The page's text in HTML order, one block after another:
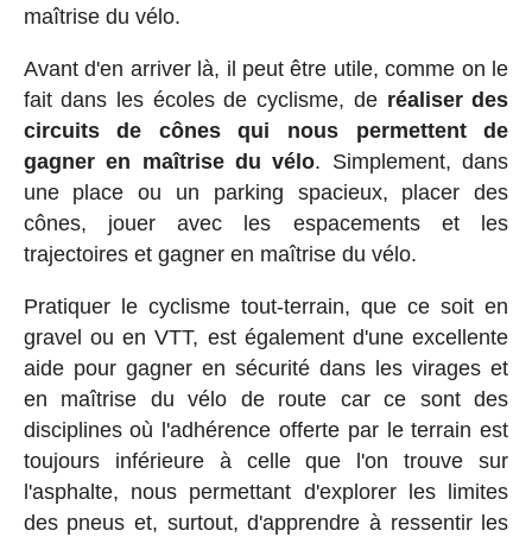
maîtrise du vélo.
Avant d'en arriver là, il peut être utile, comme on le
fait dans les écoles de cyclisme, de réaliser des
circuits de cônes qui nous permettent de
gagner en maîtrise du vélo. Simplement, dans
une place ou un parking spacieux, placer des
cônes, jouer avec les espacements et les
trajectoires et gagner en maîtrise du vélo.
Pratiquer le cyclisme tout-terrain, que ce soit en
gravel ou en VTT, est également d'une excellente
aide pour gagner en sécurité dans les virages et
en maîtrise du vélo de route car ce sont des
disciplines où l'adhérence offerte par le terrain est
toujours inférieure à celle que l'on trouve sur
l'asphalte, nous permettant d'explorer les limites
des pneus et, surtout, d'apprendre à ressentir les